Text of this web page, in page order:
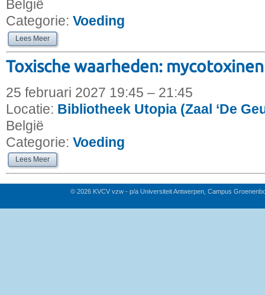
België
Categorie: Voeding
Lees Meer
Toxische waarheden:
25 februari 2027 19:45 – 21:45
Locatie: Bibliotheek Utopia (Zaal ‘De
België
Categorie: Voeding
Lees Meer
© 2026 KVCV vzw - p/a Universiteit Antwerpen, Campus